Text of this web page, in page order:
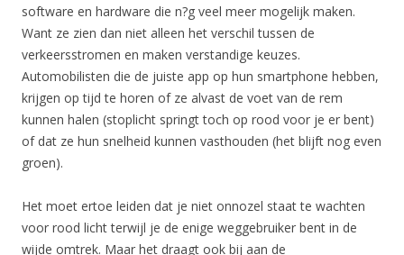
software en hardware die n?g veel meer mogelijk maken.
Want ze zien dan niet alleen het verschil tussen de
verkeersstromen en maken verstandige keuzes.
Automobilisten die de juiste app op hun smartphone hebben,
krijgen op tijd te horen of ze alvast de voet van de rem
kunnen halen (stoplicht springt toch op rood voor je er bent)
of dat ze hun snelheid kunnen vasthouden (het blijft nog even
groen).
Het moet ertoe leiden dat je niet onnozel staat te wachten
voor rood licht terwijl je de enige weggebruiker bent in de
wijde omtrek. Maar het draagt ook bij aan de